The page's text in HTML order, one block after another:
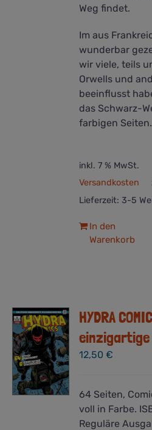
Weg findet.
Im aus
wunderbar
wir viele, teils
Orwells und
beeinflusst
das Schwarz-
farbigen Seiten.
inkl. 7 % MwSt.
Versandkosten
Lieferzeit: 3-5
In den
Warenkorb
HYDRA
einzigartige
12,50€
64 Seiten,
voll in Farbe.
Reguläre